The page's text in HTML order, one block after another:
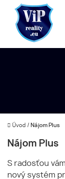
Úvod / Nájom Plus
Nájom Plus
S radosťou
nový systém